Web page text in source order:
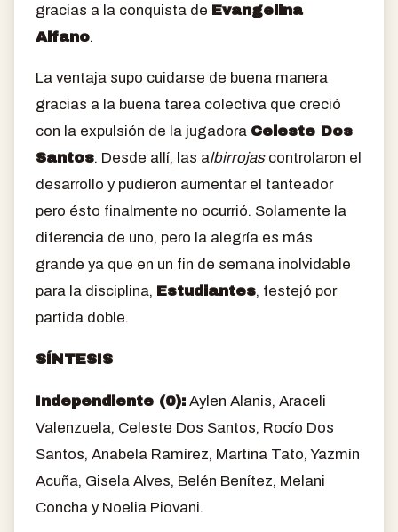
gracias a la conquista de Evangelina
Alfano.
La ventaja supo cuidarse de buena manera
gracias a la buena tarea colectiva que creció
con la expulsión de la jugadora Celeste Dos
Santos. Desde allí, las albirrojascontrolaron el
desarrollo y pudieron aumentar el tanteador
pero ésto finalmente no ocurrió. Solamente la
diferencia de uno, pero la alegría es más
grande ya que en un fin de semana inolvidable
para la disciplina, Estudiantes, festejó por
partida doble.
SÍNTESIS
Independiente (0): Aylen Alanis, Araceli
Valenzuela, Celeste Dos Santos, Rocío Dos
Santos, Anabela Ramírez, Martina Tato, Yazmín
Acuña, Gisela Alves, Belén Benítez, Melani
Concha y Noelia Piovani.